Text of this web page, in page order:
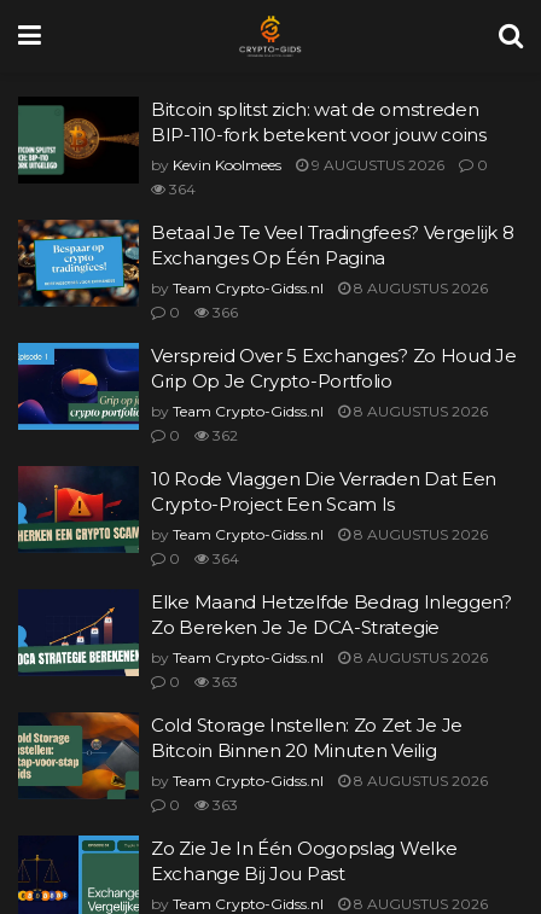
Bitcoin splitst zich: wat de omstreden
BIP-110-fork betekent voor jouw coins
by Kevin Koolmees 9 AUGUSTUS 2026
0
364
Betaal Je Te Veel Tradingfees? Vergelijk 8
Exchanges Op Één Pagina
by Team Crypto-Gidss.nl
8 AUGUSTUS 2026
0
366
Verspreid Over 5 Exchanges? Zo Houd Je
Grip Op Je Crypto-Portfolio
by Team Crypto-Gidss.nl
8 AUGUSTUS 2026
0
362
10 Rode Vlaggen Die Verraden Dat Een
Crypto-Project Een Scam Is
by Team Crypto-Gidss.nl
8 AUGUSTUS 2026
0
364
Elke Maand Hetzelfde Bedrag Inleggen?
Zo Bereken Je Je DCA-Strategie
by Team Crypto-Gidss.nl
8 AUGUSTUS 2026
0
363
Cold Storage Instellen: Zo Zet Je Je
Bitcoin Binnen 20 Minuten Veilig
by Team Crypto-Gidss.nl
8 AUGUSTUS 2026
0
363
Zo Zie Je In Één Oogopslag Welke
Exchange Bij Jou Past
by Team Crypto-Gidss.nl
8 AUGUSTUS 2026